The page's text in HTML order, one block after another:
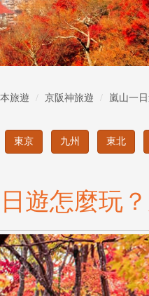
旅遊 京阪神旅遊 嵐山一
東京 九州 東北
遊怎麼玩